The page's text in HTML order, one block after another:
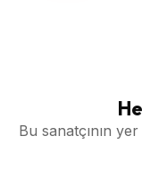
Bu sanatçının